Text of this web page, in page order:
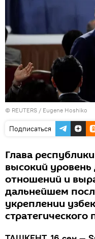
© REUTERS / Eugene Hoshiko
Подписаться
Глава
высокий
отношений и
дальнейшем
укреплении
стратегического